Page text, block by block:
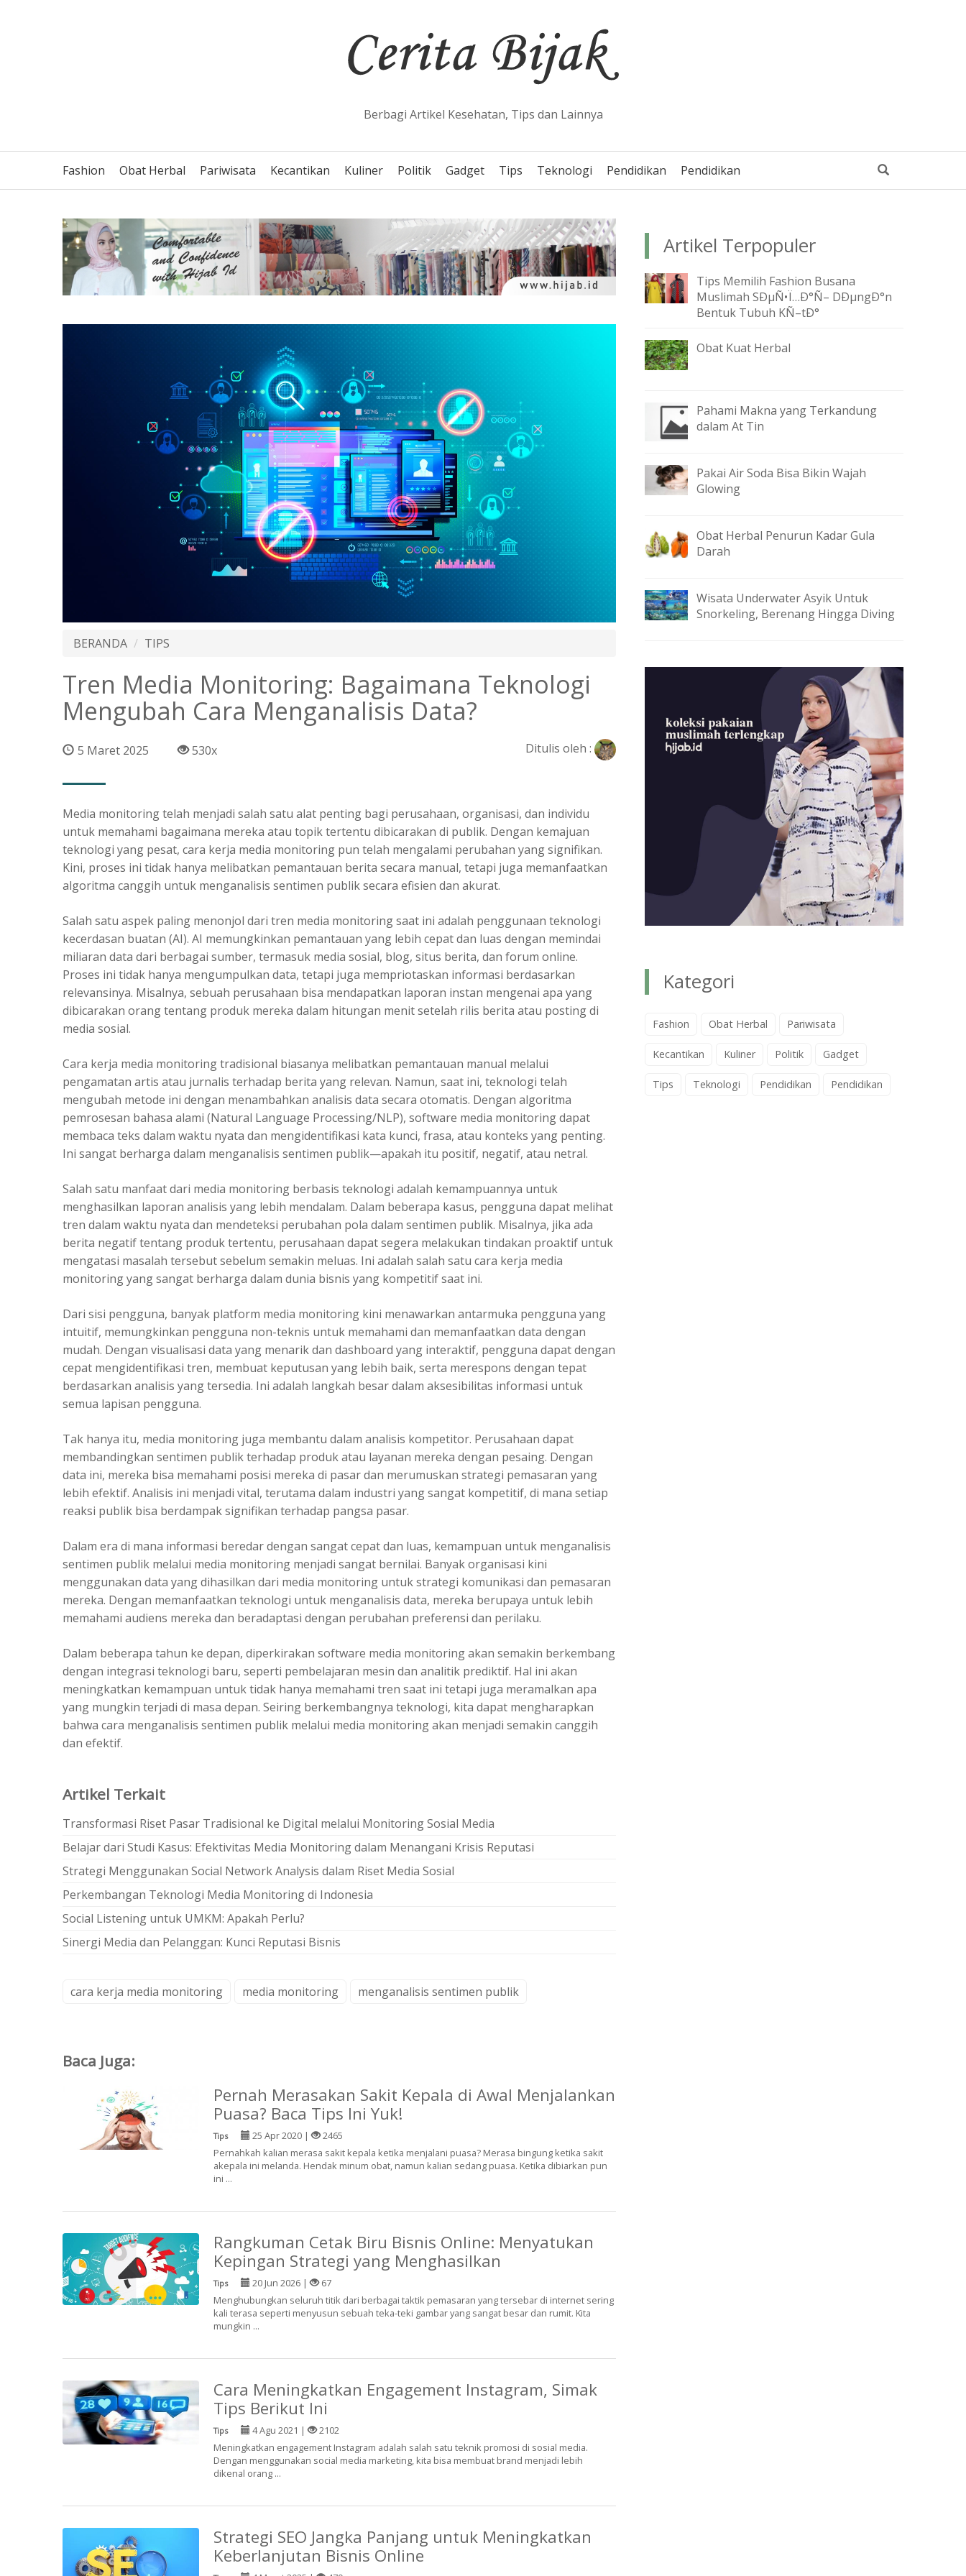
Berbagi Artikel Kesehatan, Tips dan Lainnya
Fashion Obat Herbal Pariwisata Kecantikan Kuliner Politik Gadget Tips Teknologi Pendidikan Pendidikan
BERANDA TIPS
Tren Media Monitoring: Bagaimana Teknologi
Mengubah Cara Menganalisis Data?
5 Maret 2025 530x Ditulis oleh :
Media monitoringtelah menjadi salah satu alat penting bagi perusahaan, organisasi, dan individu
untuk memahami bagaimana mereka atau topik tertentu dibicarakan di publik. Dengan kemajuan
teknologi yang pesat, cara kerja media monitoring pun telah mengalami perubahan yang signifikan.
Kini, proses ini tidak hanya melibatkan pemantauan berita secara manual, tetapi juga memanfaatkan
algoritma canggih untuk menganalisis sentimen publik secara efisien dan akurat.
Salah satu aspek paling menonjol dari tren media monitoring saat ini adalah penggunaan teknologi
kecerdasan buatan (AI). AI memungkinkan pemantauan yang lebih cepat dan luas dengan memindai
miliaran data dari berbagai sumber, termasuk media sosial, blog, situs berita, dan forum online.
Proses ini tidak hanya mengumpulkan data, tetapi juga mempriotaskan informasi berdasarkan
relevansinya. Misalnya, sebuah perusahaan bisa mendapatkan laporan instan mengenai apa yang
dibicarakan orang tentang produk mereka dalam hitungan menit setelah rilis berita atau posting di
media sosial.
Cara kerja media monitoringtradisional biasanya melibatkan pemantauan manual melalui
pengamatan artis atau jurnalis terhadap berita yang relevan. Namun, saat ini, teknologi telah
mengubah metode ini dengan menambahkan analisis data secara otomatis. Dengan algoritma
pemrosesan bahasa alami (Natural Language Processing/NLP), software media monitoring dapat
membaca teks dalam waktu nyata dan mengidentifikasi kata kunci, frasa, atau konteks yang penting.
Ini sangat berharga dalam menganalisis sentimen publik—apakah itu positif, negatif, atau netral.
Salah satu manfaat dari media monitoring berbasis teknologi adalah kemampuannya untuk
menghasilkan laporan analisis yang lebih mendalam. Dalam beberapa kasus, pengguna dapat melihat
tren dalam waktu nyata dan mendeteksi perubahan pola dalam sentimen publik. Misalnya, jika ada
berita negatif tentang produk tertentu, perusahaan dapat segera melakukan tindakan proaktif untuk
mengatasi masalah tersebut sebelum semakin meluas. Ini adalah salah satu cara kerja media
monitoring yang sangat berharga dalam dunia bisnis yang kompetitif saat ini.
Dari sisi pengguna, banyak platform media monitoring kini menawarkan antarmuka pengguna yang
intuitif, memungkinkan pengguna non-teknis untuk memahami dan memanfaatkan data dengan
mudah. Dengan visualisasi data yang menarik dan dashboard yang interaktif, pengguna dapat dengan
cepat mengidentifikasi tren, membuat keputusan yang lebih baik, serta merespons dengan tepat
berdasarkan analisis yang tersedia. Ini adalah langkah besar dalam aksesibilitas informasi untuk
semua lapisan pengguna.
Tak hanya itu, media monitoring juga membantu dalam analisis kompetitor. Perusahaan dapat
membandingkan sentimen publik terhadap produk atau layanan mereka dengan pesaing. Dengan
data ini, mereka bisa memahami posisi mereka di pasar dan merumuskan strategi pemasaran yang
lebih efektif. Analisis ini menjadi vital, terutama dalam industri yang sangat kompetitif, di mana setiap
reaksi publik bisa berdampak signifikan terhadap pangsa pasar.
Dalam era di mana informasi beredar dengan sangat cepat dan luas, kemampuan untuk menganalisis
sentimen publik melalui media monitoring menjadi sangat bernilai. Banyak organisasi kini
menggunakan data yang dihasilkan dari media monitoring untuk strategi komunikasi dan pemasaran
mereka. Dengan memanfaatkan teknologi untuk menganalisis data, mereka berupaya untuk lebih
memahami audiens mereka dan beradaptasi dengan perubahan preferensi dan perilaku.
Dalam beberapa tahun ke depan, diperkirakan software media monitoringakan semakin berkembang
dengan integrasi teknologi baru, seperti pembelajaran mesin dan analitik prediktif. Hal ini akan
meningkatkan kemampuan untuk tidak hanya memahami tren saat ini tetapi juga meramalkan apa
yang mungkin terjadi di masa depan. Seiring berkembangnya teknologi, kita dapat mengharapkan
bahwa cara menganalisis sentimen publik melalui media monitoring akan menjadi semakin canggih
dan efektif.
Artikel Terkait
Transformasi Riset Pasar Tradisional ke Digital melalui Monitoring Sosial Media
Belajar dari Studi Kasus: Efektivitas Media Monitoring dalam Menangani Krisis Reputasi
Strategi Menggunakan Social Network Analysis dalam Riset Media Sosial
Perkembangan Teknologi Media Monitoring di Indonesia
Social Listening untuk UMKM: Apakah Perlu?
Sinergi Media dan Pelanggan: Kunci Reputasi Bisnis
cara kerja media monitoring media monitoring menganalisis sentimen publik
Baca Juga:
Pernah Merasakan Sakit Kepala di Awal Menjalankan
Puasa? Baca Tips Ini Yuk!
Tips 25 Apr 2020 |
2465
Pernahkah kalian merasa sakit kepala ketika menjalani puasa? Merasa bingung ketika sakit
akepala ini melanda. Hendak minum obat, namun kalian sedang puasa. Ketika dibiarkan pun
ini ...
Rangkuman Cetak Biru Bisnis Online: Menyatukan
Kepingan Strategi yang Menghasilkan
Tips 20 Jun 2026 |
67
Menghubungkan seluruh titik dari berbagai taktik pemasaran yang tersebar di internet sering
kali terasa seperti menyusun sebuah teka-teki gambar yang sangat besar dan rumit. Kita
mungkin ...
Cara Meningkatkan Engagement Instagram, Simak
Tips Berikut Ini
Tips 4 Agu 2021 |
2102
Meningkatkan engagement Instagram adalah salah satu teknik promosi di sosial media.
Dengan menggunakan social media marketing, kita bisa membuat brand menjadi lebih
dikenal orang ...
Strategi SEO Jangka Panjang untuk Meningkatkan
Keberlanjutan Bisnis Online
Artikel Terpopuler
Tips Memilih Fashion Busana
Muslimah SÐµÑ•Ï…Ð°Ñ– DÐµngÐ°n
Bentuk Tubuh KÑ–tÐ°
Obat Kuat Herbal
Pahami Makna yang Terkandung
dalam At Tin
Pakai Air Soda Bisa Bikin Wajah
Glowing
Obat Herbal Penurun Kadar Gula
Darah
Wisata Underwater Asyik Untuk
Snorkeling, Berenang Hingga Diving
Kategori
Fashion Obat Herbal Pariwisata
Kecantikan Kuliner Politik Gadget
Tips Teknologi Pendidikan Pendidikan